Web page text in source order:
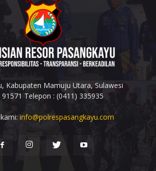
Kabupaten Mamuju Utara, Sulawesi
Telepon : (0411) 335935
info@polrespasangkayu.com